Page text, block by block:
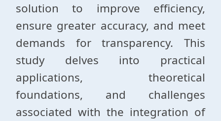
solution to improve efficiency,
ensure greater accuracy, and meet
demands for transparency. This
study delves into practical
applications, theoretical
foundations, and challenges
associated with the integration of